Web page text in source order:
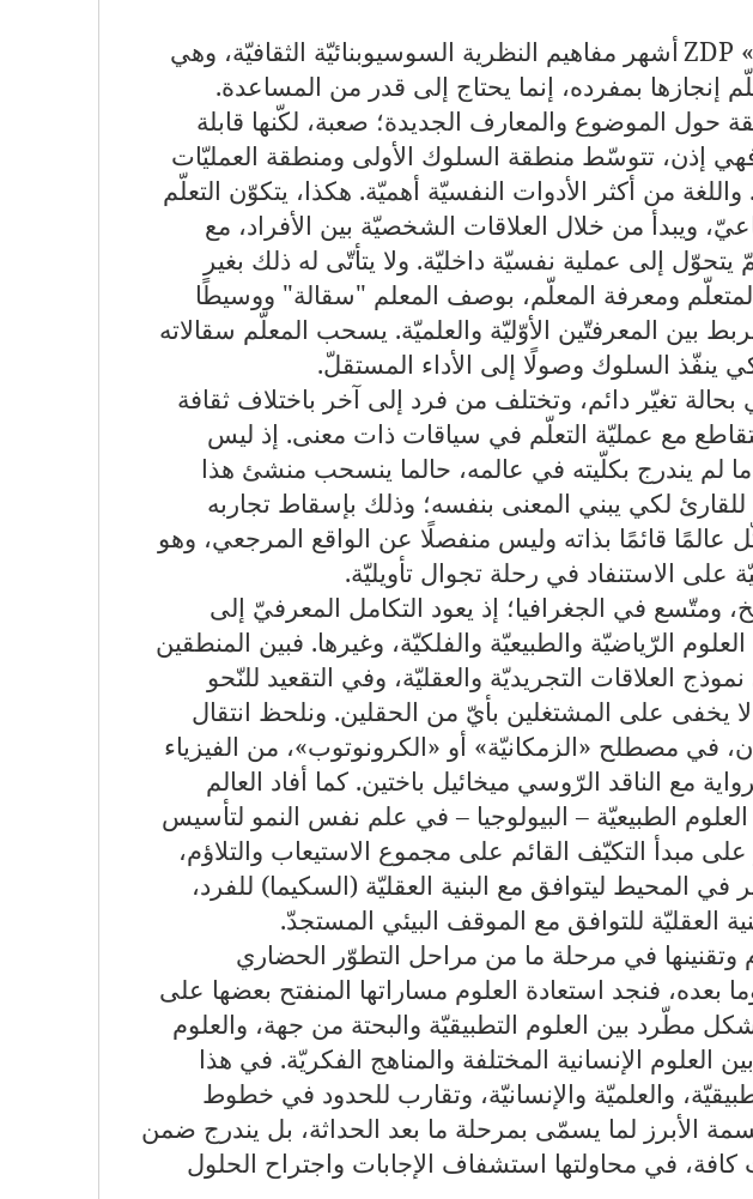
ZDPأشهر مفاهيم النظرية السوسيوبنائيّة الثقافيّة، وهي
إنجازها بمفرده، إنما يحتاج إلى قدر من المساعدة.
حول الموضوع والمعارف الجديدة؛ صعبة، لكّنها قابلة
إذن، تتوسّط منطقة السلوك الأولى ومنطقة العمليّات
واللغة من أكثر الأدوات النفسيّة أهميّة. هكذا، يتكوّن التعلّم
ويبدأ من خلال العلاقات الشخصيّة بين الأفراد، مع
إلى عملية نفسيّة داخليّة. ولا يتأتّى له ذلك بغير
ومعرفة المعلّم، بوصف المعلم "سقالة" ووسيطًا
بين المعرفتّين الأوّليّة والعلميّة. يسحب المعلّم سقالاته
ينفّذ السلوك وصولًا إلى الأداء المستقلّ.
تغيّر دائم، وتختلف من فرد إلى آخر باختلاف ثقافة
مع عمليّة التعلّم في سياقات ذات معنى. إذ ليس
لم يندرج بكلّيته في عالمه، حالما ينسحب منشئ هذا
للقارئ لكي يبني المعنى بنفسه؛ وذلك بإسقاط تجاربه
قائمًا بذاته وليس منفصلًا عن الواقع المرجعي، وهو
الاستنفاد في رحلة تجوال تأويليّة.
ومتّسع في الجغرافيا؛ إذ يعود التكامل المعرفيّ إلى
الرّياضيّة والطبيعيّة والفلكيّة، وغيرها. فبين المنطقين
العلاقات التجريديّة والعقليّة، وفي التقعيد للنّحو
يخفى على المشتغلين بأيّ من الحقلين. ونلحظ انتقال
في مصطلح «الزمكانيّة» أو «الكرونوتوب»، من الفيزياء
مع الناقد الرّوسي ميخائيل باختين. كما أفاد العالم
الطبيعيّة – البيولوجيا – في علم نفس النمو لتأسيس
على مبدأ التكيّف القائم على مجموع الاستيعاب والتلاؤم،
في المحيط ليتوافق مع البنية العقليّة (السكيما) للفرد،
العقليّة للتوافق مع الموقف البيئي المستجدّ.
وتقنينها في مرحلة ما من مراحل التطوّر الحضاري
بعده، فنجد استعادة العلوم مساراتها المنفتح بعضها على
مطّرد بين العلوم التطبيقيّة والبحتة من جهة، والعلوم
العلوم الإنسانية المختلفة والمناهج الفكريّة. في هذا
والعلميّة والإنسانيّة، وتقارب للحدود في خطوط
الأبرز لما يسمّى بمرحلة ما بعد الحداثة، بل يندرج ضمن
في محاولتها استشفاف الإجابات واجتراح الحلول